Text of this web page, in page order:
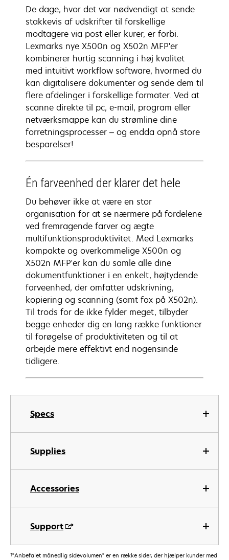
Specs
Supplies
Accessories
Support
De dage, hvor det var nødvendigt at sende
stakkevis af udskrifter til forskellige
modtagere via post eller kurer, er forbi.
Lexmarks nye X500n og X502n MFP'er
kombinerer hurtig scanning i høj kvalitet
med intuitivt workflow software, hvormed du
kan digitalisere dokumenter og sende dem til
flere afdelinger i forskellige formater. Ved at
scanne direkte til pc, e-mail, program eller
netværksmappe kan du strømline dine
forretningsprocesser – og endda opnå store
besparelser!
Én farveenhed der klarer det hele
Du behøver ikke at være en stor
organisation for at se nærmere på fordelene
ved fremragende farver og ægte
multifunktionsproduktivitet. Med Lexmarks
kompakte og overkommelige X500n og
X502n MFP'er kan du samle alle dine
dokumentfunktioner i en enkelt, højtydende
farveenhed, der omfatter udskrivning,
kopiering og scanning (samt fax på X502n).
Til trods for de ikke fylder meget, tilbyder
begge enheder dig en lang række funktioner
til forøgelse af produktiviteten og til at
arbejde mere effektivt end nogensinde
tidligere.
†"Anbefalet månedlig sidevolumen" er en række sider, der hjælper kunder med